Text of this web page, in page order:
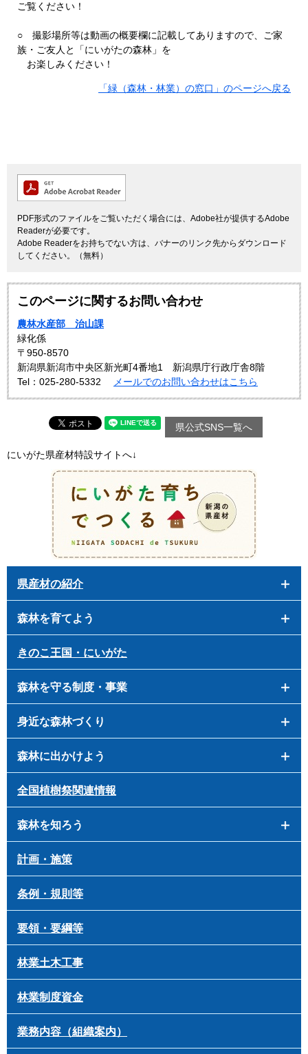
ご覧ください！
○ 撮影場所等は動画の概要欄に記載してありますので、ご家
族・ご友人と「にいがたの森林」を
お楽しみください！
「緑（森林・林業）の窓口」のページへ戻る
PDF形式のファイルをご覧いただく場合には、Adobe社が提供するAdobe
Readerが必要です。
Adobe Readerをお持ちでない方は、バナーのリンク先からダウンロード
してください。（無料）
このページに関するお問い合わせ
農林水産部 治山課
緑化係
〒950-8570
新潟県新潟市中央区新光町4番地1 新潟県庁行政庁舎8階
Tel：025-280-5332
メールでのお問い合わせはこちら
県公式SNS一覧へ
にいがた県産材特設サイトへ↓
県産材の紹介
森林を育てよう
きのこ王国・にいがた
森林を守る制度・事業
身近な森林づくり
森林に出かけよう
全国植樹祭関連情報
森林を知ろう
計画・施策
条例・規則等
要領・要綱等
林業土木工事
林業制度資金
業務内容（組織案内）